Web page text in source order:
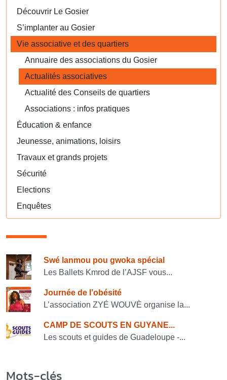
Découvrir Le Gosier
S’implanter au Gosier
Vie associative et des quartiers
Annuaire des associations du Gosier
Actualités associatives
Actualité des Conseils de quartiers
Associations : infos pratiques
Éducation & enfance
Jeunesse, animations, loisirs
Travaux et grands projets
Sécurité
Elections
Enquêtes
Consulter également
Swé lanmou pou gwoka spécial
Les Ballets Kmrod de l’AJSF vous...
Journée de l’obésité
L’association ZYÉ WOUVÈ organise la...
CAMP DE SCOUTS EN GUYANE...
Les scouts et guides de Guadeloupe -...
Mots-clés